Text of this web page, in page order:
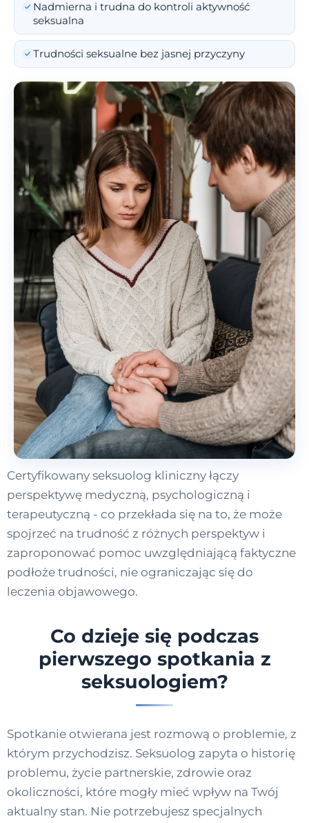
Nadmierna i trudna do kontroli aktywność
seksualna
Trudności seksualne bez jasnej przyczyny
Certyfikowany seksuolog kliniczny łączy
perspektywę medyczną, psychologiczną i
terapeutyczną - co przekłada się na to, że może
spojrzeć na trudność z różnych perspektyw i
zaproponować pomoc uwzględniającą faktyczne
podłoże trudności, nie ograniczając się do
leczenia objawowego.
Co dzieje się podczas
pierwszego spotkania z
seksuologiem?
Spotkanie otwierana jest rozmową o problemie, z
którym przychodzisz. Seksuolog zapyta o historię
problemu, życie partnerskie, zdrowie oraz
okoliczności, które mogły mieć wpływ na Twój
aktualny stan. Nie potrzebujesz specjalnych